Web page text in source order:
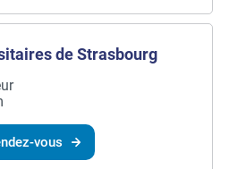
de Strasbourg
vous